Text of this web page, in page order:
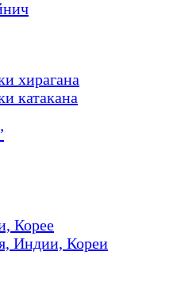
хирагана
катакана
Корее
Индии, Кореи